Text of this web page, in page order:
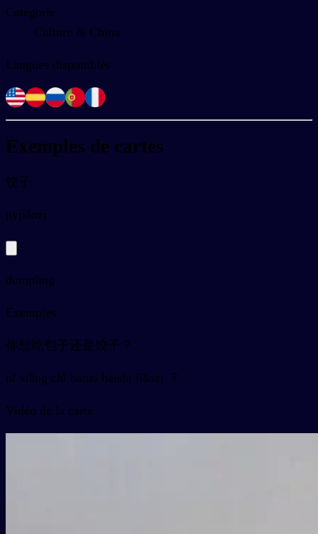
Catégorie
Culture & China
Langues disponibles
Exemples de cartes
饺子
pyjiǎozi
dumpling
Exemples
你想吃包子还是饺子？
nǐ xiǎng chī bāozi háishi jiǎozi ？
Vidéo de la carte